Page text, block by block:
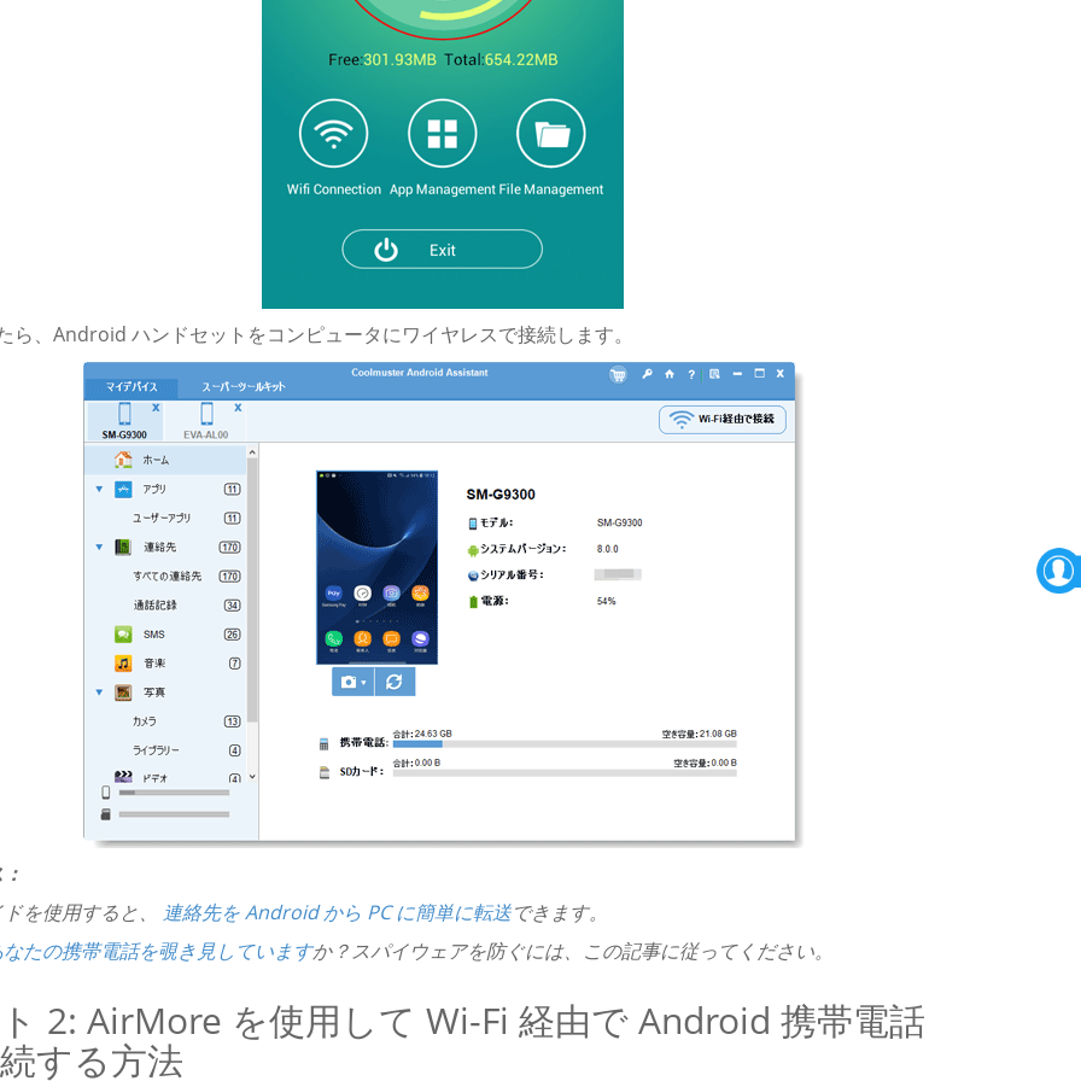
ら、Android ハンドセットをコンピュータにワイヤレスで接続します。
を使用すると、 連絡先を Android から PC に簡単に転送できます。
たの携帯電話を覗き見していますか？スパイウェアを防ぐには、この記事に従ってください。
2: AirMore を使用して Wi-Fi 経由で Android 携帯電話
する方法